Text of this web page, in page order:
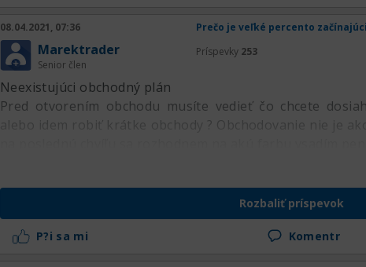
08.04.2021, 07:36 Prečo je veľké percento
Marektrader
Senior člen
Príspevky 253
Neexistujúci obchodný plán
Pred otvorením obchodu musíte vedieť čo chcete
alebo idem robiť krátke obchody ? Obchodovanie nie je
Rozbaliť príspevok
P?i sa mi Komentr